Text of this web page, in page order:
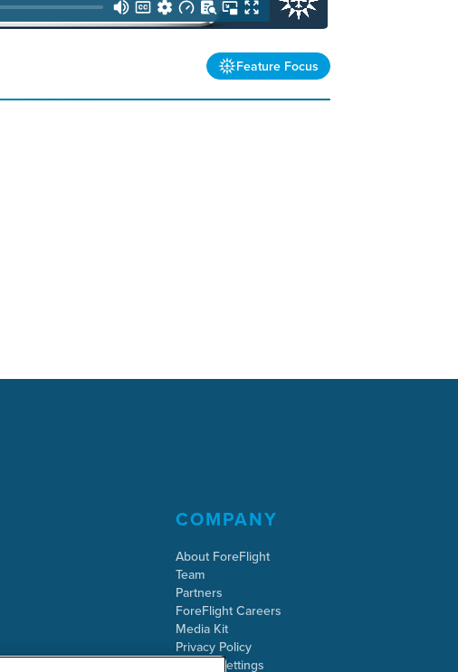
Feature Focus
COMPANY
About ForeFlight
Team
Partners
ForeFlight Careers
Media Kit
Privacy Policy
Cookie Settings